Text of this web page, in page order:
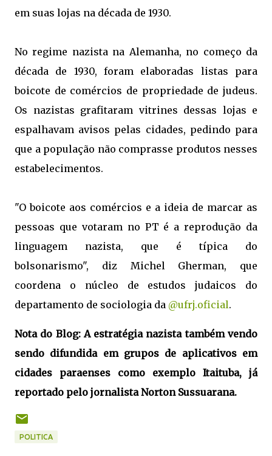
em suas lojas na década de 1930.
No regime nazista na Alemanha, no começo da
década de 1930, foram elaboradas listas para
boicote de comércios de propriedade de judeus.
Os nazistas grafitaram vitrines dessas lojas e
espalhavam avisos pelas cidades, pedindo para
que a população não comprasse produtos nesses
estabelecimentos.
"O boicote aos comércios e a ideia de marcar as
pessoas que votaram no PT é a reprodução da
linguagem nazista, que é típica do
bolsonarismo", diz Michel Gherman, que
coordena o núcleo de estudos judaicos do
departamento de sociologia da @ufrj.oficial.
Nota do Blog: A estratégia nazista também vendo
sendo difundida em grupos de aplicativos em
cidades paraenses como exemplo Itaituba, já
reportado pelo jornalista Norton Sussuarana.
POLITICA